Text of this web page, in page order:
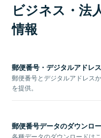
ビジネス・法
情報
郵便番号・デジタルアドレ
郵便番号とデジタルアドレス
を提供。
郵便番号データのダウンロ